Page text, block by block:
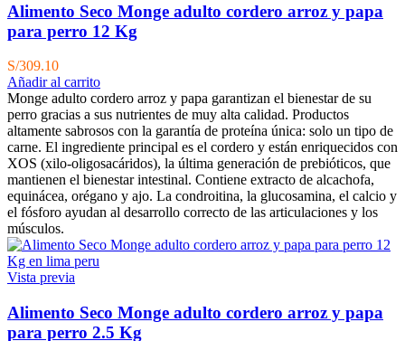
Alimento Seco Monge adulto cordero arroz y papa
para perro 12 Kg
S/309.10
Añadir al carrito
Monge adulto cordero arroz y papa garantizan el bienestar de su
perro gracias a sus nutrientes de muy alta calidad. Productos
altamente sabrosos con la garantía de proteína única: solo un tipo de
carne. El ingrediente principal es el cordero y están enriquecidos con
XOS (xilo-oligosacáridos), la última generación de prebióticos, que
mantienen el bienestar intestinal. Contiene extracto de alcachofa,
equinácea, orégano y ajo. La condroitina, la glucosamina, el calcio y
el fósforo ayudan al desarrollo correcto de las articulaciones y los
músculos.
Vista previa
Alimento Seco Monge adulto cordero arroz y papa
para perro 2.5 Kg